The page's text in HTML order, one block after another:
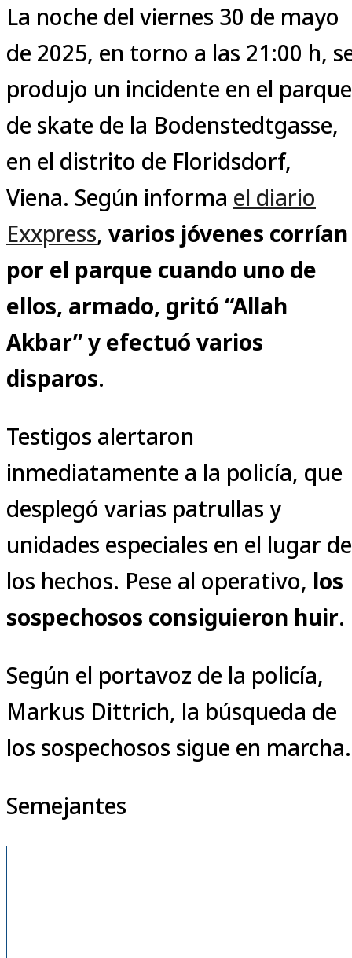
La noche del viernes 30 de mayo
de 2025, en torno a las 21:00 h,
produjo un incidente en el parque
de skate de la Bodenstedtgasse,
en el distrito de Floridsdorf,
Viena. Según informa el diario
Exxpress, varios jóvenes corrían
por el parque cuando uno de
ellos, armado, gritó “Allah
Akbar” y efectuó varios
disparos.
Testigos alertaron
inmediatamente a la policía, que
desplegó varias patrullas y
unidades especiales en el lugar de
los hechos. Pese al operativo, los
sospechosos consiguieron huir.
Según el portavoz de la policía,
Markus Dittrich, la búsqueda de
los sospechosos sigue en marcha.
Semejantes